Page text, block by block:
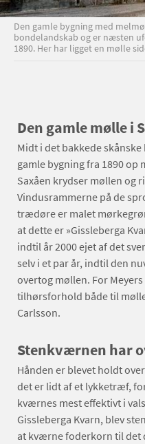
Den gamle bygning med
bondelandskab og er næsten
1890. Her har ligget en mølle
Den gamle mølle i
Midt i det bakkede
gamle bygning fra 1890 op
Saxåen krydser møllen og
Vindusrammerne på de
trædøre er malet
at dette er »Gissleberga
indtil år 2000 ejet af det
selv i et par år, indtil den
overtog møllen. For
tilhørsforhold både til
Carlsson.
Stenkværnen har
Hånden er blevet holdt
det er lidt af et lykketræf,
kværnes mest effektivt i
Gissleberga Kvarn, blev
at kværne foderkorn til det